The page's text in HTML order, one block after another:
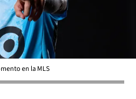
en la MLS